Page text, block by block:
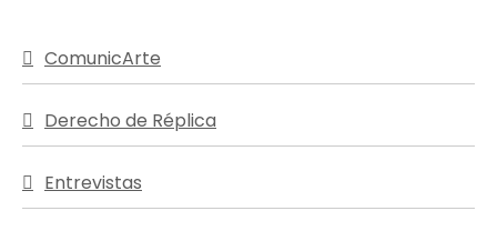
ComunicArte
Derecho de Réplica
Entrevistas